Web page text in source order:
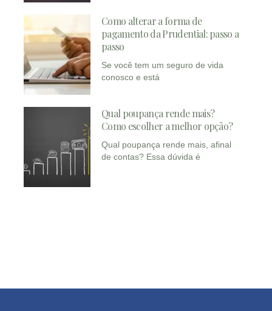
Como alterar a forma de
pagamento da Prudential: passo a
passo
Se você tem um seguro de vida
conosco e está
Qual poupança rende mais?
Como escolher a melhor opção?
Qual poupança rende mais, afinal
de contas? Essa dúvida é